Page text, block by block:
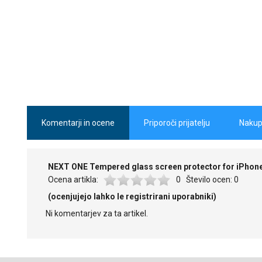
Komentarji in ocene
Priporoči prijatelju
NEXT ONE Tempered glass screen protector for
Ocena artikla:
0 Število ocen: 0
(ocenjujejo lahko le registrirani uporabniki)
Ni komentarjev za ta artikel.